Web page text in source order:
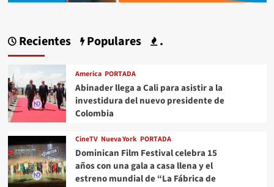
Recientes Populares .
America PORTADA
Abinader llega a Cali para asistir a la
investidura del nuevo presidente de
Colombia
CineTV Nueva York PORTADA
Dominican Film Festival celebra 15
años con una gala a casa llena y el
estreno mundial de “La Fábrica de